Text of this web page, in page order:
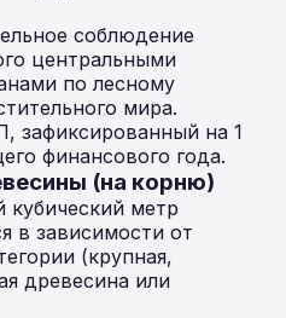
соблюдение
центральными
по лесному
мира.
зафиксированный на 1
финансового года.
(на корню)
кубический метр
в зависимости от
(крупная,
древесина или